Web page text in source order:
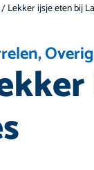
/
,Overig